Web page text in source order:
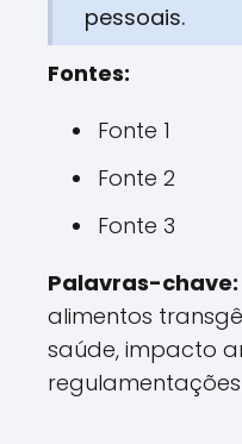
pessoais.
Fontes:
Fonte 1
Fonte 2
Fonte 3
Palavras-chave:
alimentos
saúde, impacto